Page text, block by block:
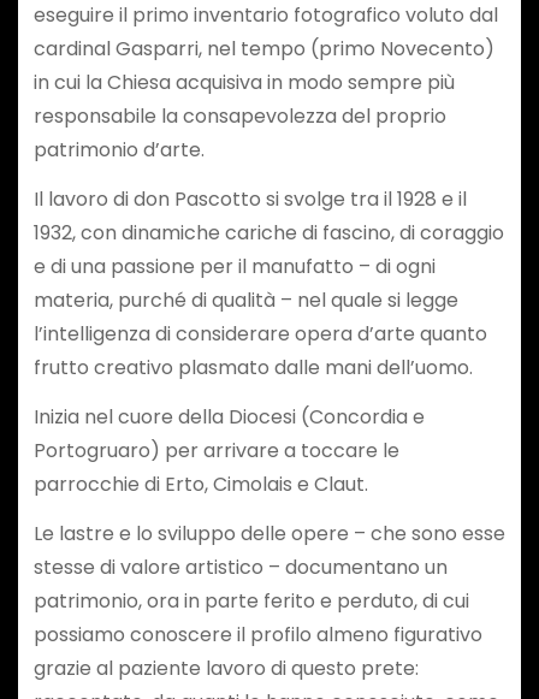
eseguire il primo inventario fotografico voluto dal
cardinal Gasparri, nel tempo (primo Novecento)
in cui la Chiesa acquisiva in modo sempre più
responsabile la consapevolezza del proprio
patrimonio d’arte.
Il lavoro di don Pascotto si svolge tra il 1928 e il
1932, con dinamiche cariche di fascino, di coraggio
e di una passione per il manufatto – di ogni
materia, purché di qualità – nel quale si legge
l’intelligenza di considerare opera d’arte quanto
frutto creativo plasmato dalle mani dell’uomo.
Inizia nel cuore della Diocesi (Concordia e
Portogruaro) per arrivare a toccare le
parrocchie di Erto, Cimolais e Claut.
Le lastre e lo sviluppo delle opere – che sono esse
stesse di valore artistico – documentano un
patrimonio, ora in parte ferito e perduto, di cui
possiamo conoscere il profilo almeno figurativo
grazie al paziente lavoro di questo prete: